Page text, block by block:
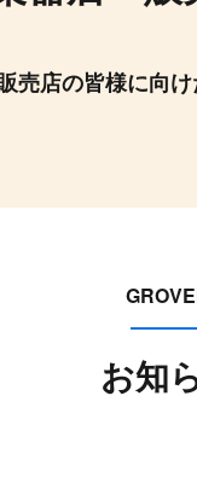
売店の皆様に向
お知